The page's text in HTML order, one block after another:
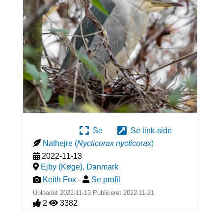
Se
Se link-side
Nathejre (Nycticorax nycticorax)
2022-11-13
Ejby (Køge), Danmark
Keith Fox - Se profil
Uploadet 2022-11-13 Publiceret 2022-11-21
2 3382